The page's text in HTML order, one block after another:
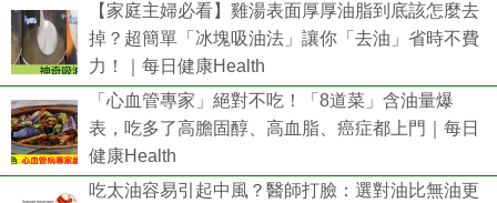
【家庭主婦必看】雞湯表面厚厚油脂到底該怎麼去
掉？超簡單「冰塊吸油法」讓你「去油」省時不費
力！｜每日健康Health
「心血管專家」絕對不吃！「8道菜」含油量爆
表，吃多了高膽固醇、高血脂、癌症都上門｜每日
健康Health
吃太油容易引起中風？醫師打臉：選對油比無油更